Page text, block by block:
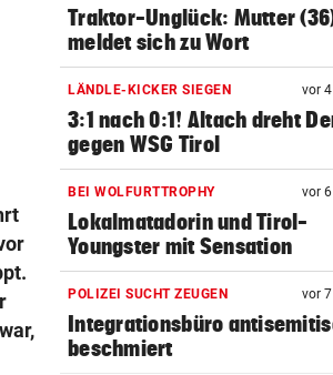
Traktor-Unglück: Mutter
meldet sich zu Wort
LÄNDLE-KICKER SIEGEN vor
3:1 nach 0:1! Altach dreht
gegen WSG Tirol
BEI WOLFURTTROPHY vor
Lokalmatadorin und Tirol-
Youngster mit Sensation
POLIZEI SUCHT ZEUGEN vor
Integrationsbüro
beschmiert